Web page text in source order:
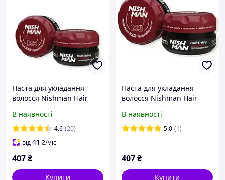
Паста для укладання
волосся Nishman Hair
ml
В наявності
4.6 (20)
від41 ₴/міс
407₴
Купити
Паста для укладання
волосся Nishman Hair
мл 8682035081050
В наявності
5.0 (1)
407₴
Купити